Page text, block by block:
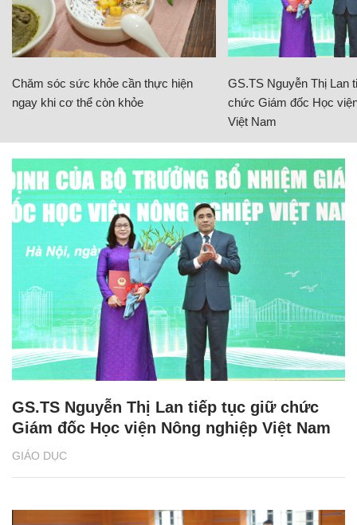
Chăm sóc sức khỏe cần thực hiện
ngay khi cơ thể còn khỏe
GS.TS Nguyễn Thị Lan
chức Giám đốc Học
Việt Nam
GIÁO DỤC
GS.TS Nguyễn Thị Lan tiếp tục giữ chức
Giám đốc Học viện Nông nghiệp Việt Nam